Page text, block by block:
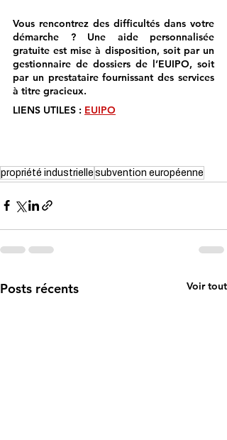
Vous rencontrez des difficultés dans votre
démarche ? Une aide personnalisée
gratuite est mise à disposition, soit par un
gestionnaire de dossiers de l’EUIPO, soit
par un prestataire fournissant des services
à titre gracieux.
LIENS UTILES : EUIPO
propriété industrielle subvention européenne
Posts récents Voir tout